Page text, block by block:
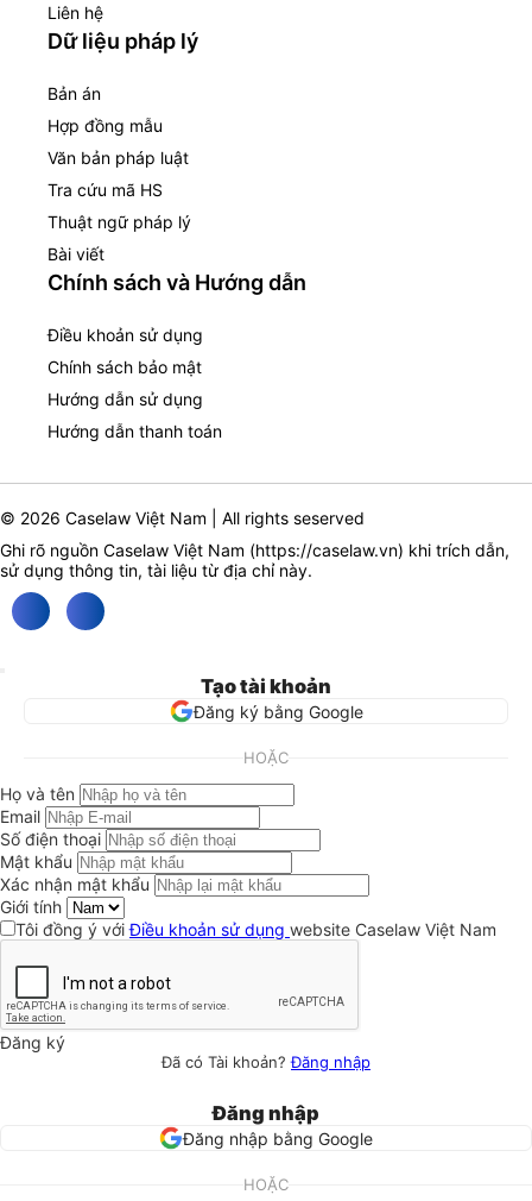
Liên hệ
Dữ liệu pháp lý
Bản án
Hợp đồng mẫu
Văn bản pháp luật
Tra cứu mã HS
Thuật ngữ pháp lý
Bài viết
Chính sách và Hướng dẫn
Điều khoản sử dụng
Chính sách bảo mật
Hướng dẫn sử dụng
Hướng dẫn thanh toán
© 2026 Caselaw Việt Nam | All rights seserved
Ghi rõ nguồn Caselaw Việt Nam (https://caselaw.vn) khi trích dẫn,
sử dụng thông tin, tài liệu từ địa chỉ này.
Tạo tài khoản
Đăng ký bằng Google
HOẶC
Họ và tên
Email
Số điện thoại
Mật khẩu
Xác nhận mật khẩu
Giới tính
Tôi đồng ý vớiĐiều khoản sử dụng website Caselaw Việt Nam
Đăng ký
Đã có Tài khoản?Đăng nhập
Đăng nhập
Đăng nhập bằng Google
HOẶC